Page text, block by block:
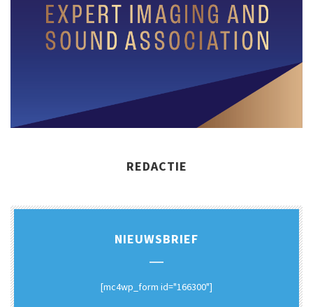
REDACTIE
NIEUWSBRIEF
[mc4wp_form id="166300"]